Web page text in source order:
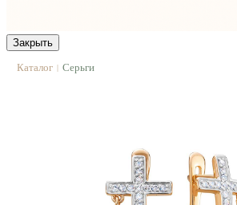
Закрыть
Каталог | Серьги